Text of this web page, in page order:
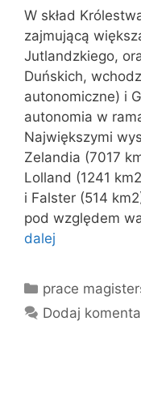
W skład
zajmującą
Jutlandzkiego,
Duńskich,
autonomiczne) i
autonomia w
Największymi
Zelandia (7017
Lolland (1241
i Falster (514
pod względem
dalej
Kategorie
prace
Dodaj